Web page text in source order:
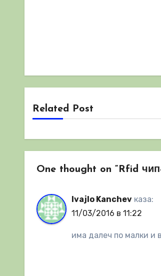
Related Post
One thought on “Rfid
Ivajlo Kanchev каза:
11/03/2016 в 11:22
има далеч по малки и